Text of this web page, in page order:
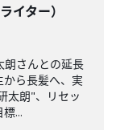
イター）
朗さんとの延長
から長髪へ、実
太朗"、リセッ
...